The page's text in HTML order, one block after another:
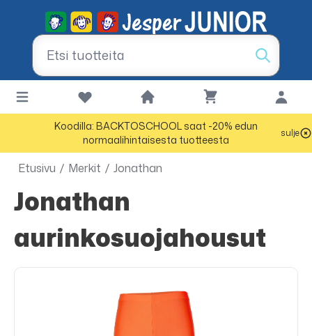
Koodilla: BACKTOSCHOOL saat -20% edun
normaalihintaisesta tuotteesta
sulje
Etusivu / Merkit / Jonathan
Jonathan
aurinkosuojahousut